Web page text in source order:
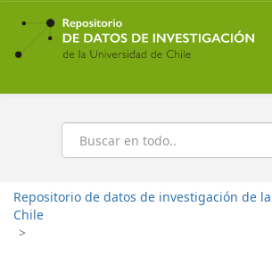
Ir
contenido
principal
Buscar
Repositorio de datos de investigación de
Chile
>